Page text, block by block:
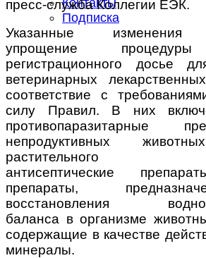
Контакты
Подписка
пресс-служба Коллегии ЕЭК.
Указанные изменения
упрощение процедуры
регистрационного досье
ветеринарных
соответствие с
силу Правил. В них
противопаразитарные
непродуктивных
растительного
антисептические
препараты,
восстановления водно-
баланса в организме
содержащие в качестве
минералы.